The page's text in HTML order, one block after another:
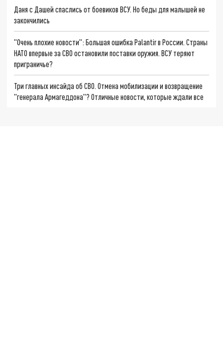
Даня с Дашей спаслись от боевиков ВСУ. Но беды для малышей не
закончились
"Очень плохие новости": Большая ошибка Palantir в России. Страны
НАТО впервые за СВО остановили поставки оружия. ВСУ теряют
приграничье?
Три главных инсайда об СВО. Отмена мобилизации и возвращение
"генерала Армагеддона"? Отличные новости, которые ждали все